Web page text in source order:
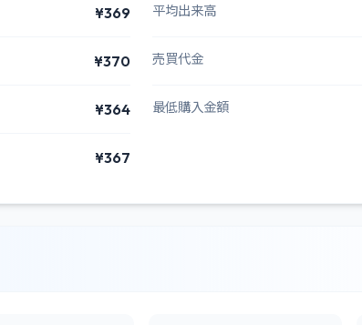
¥369
¥370
¥364
¥367
平均出来高
売買代金
最低購入金額